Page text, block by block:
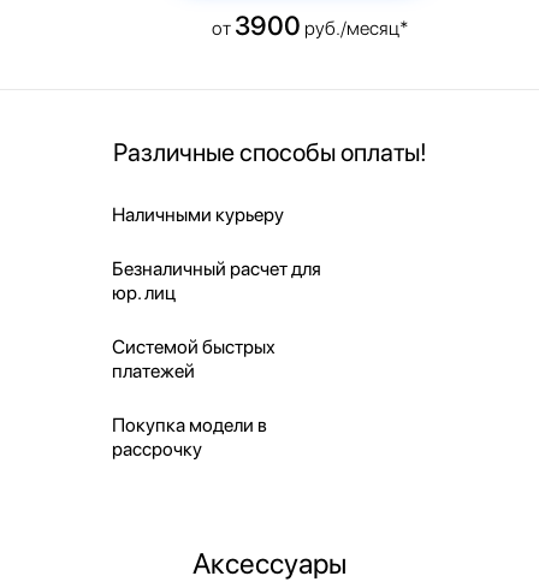
от 3900 руб./месяц*
Различные способы оплаты!
Наличными курьеру
Безналичный расчет для
юр. лиц
Системой быстрых
платежей
Покупка модели в
рассрочку
Аксессуары